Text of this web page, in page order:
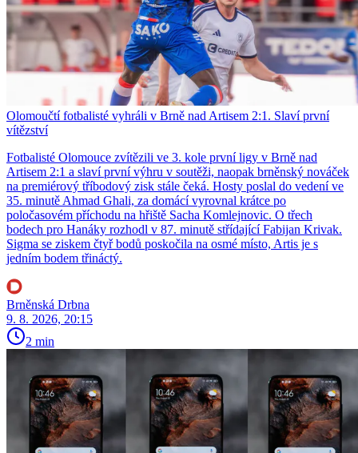
Olomoučtí fotbalisté vyhráli v Brně nad Artisem 2:1. Slaví první
vítězství
Fotbalisté Olomouce zvítězili ve 3. kole první ligy v Brně nad
Artisem 2:1 a slaví první výhru v soutěži, naopak brněnský nováček
na premiérový tříbodový zisk stále čeká. Hosty poslal do vedení ve
35. minutě Ahmad Ghali, za domácí vyrovnal krátce po
poločasovém příchodu na hřiště Sacha Komlejnovic. O třech
bodech pro Hanáky rozhodl v 87. minutě střídající Fabijan Krivak.
Sigma se ziskem čtyř bodů poskočila na osmé místo, Artis je s
jedním bodem třináctý.
Brněnská Drbna
9. 8. 2026, 20:15
2 min